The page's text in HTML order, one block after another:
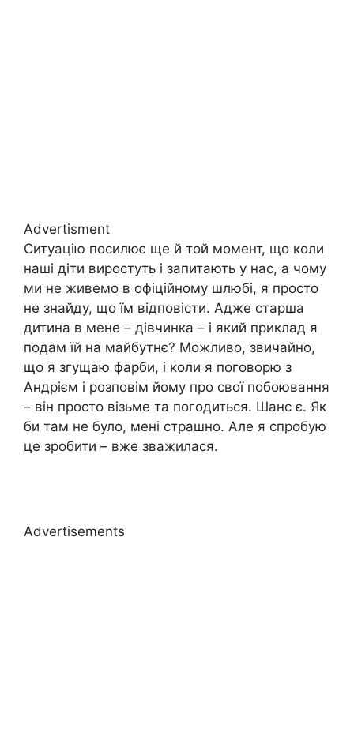
Advertisment
Ситуацію посилює ще й той момент, що коли
наші діти виростуть і запитають у нас, а чому
ми не живемо в офіційному шлюбі, я просто
не знайду, що їм відповісти. Адже старша
дитина в мене – дівчинка – і який приклад я
подам їй на майбутнє? Можливо, звичайно,
що я згущаю фарби, і коли я поговорю з
Андрієм і розповім йому про свої побоювання
– він просто візьме та погодиться. Шанс є. Як
би там не було, мені страшно. Але я спробую
це зробити – вже зважилася.
Advertisements